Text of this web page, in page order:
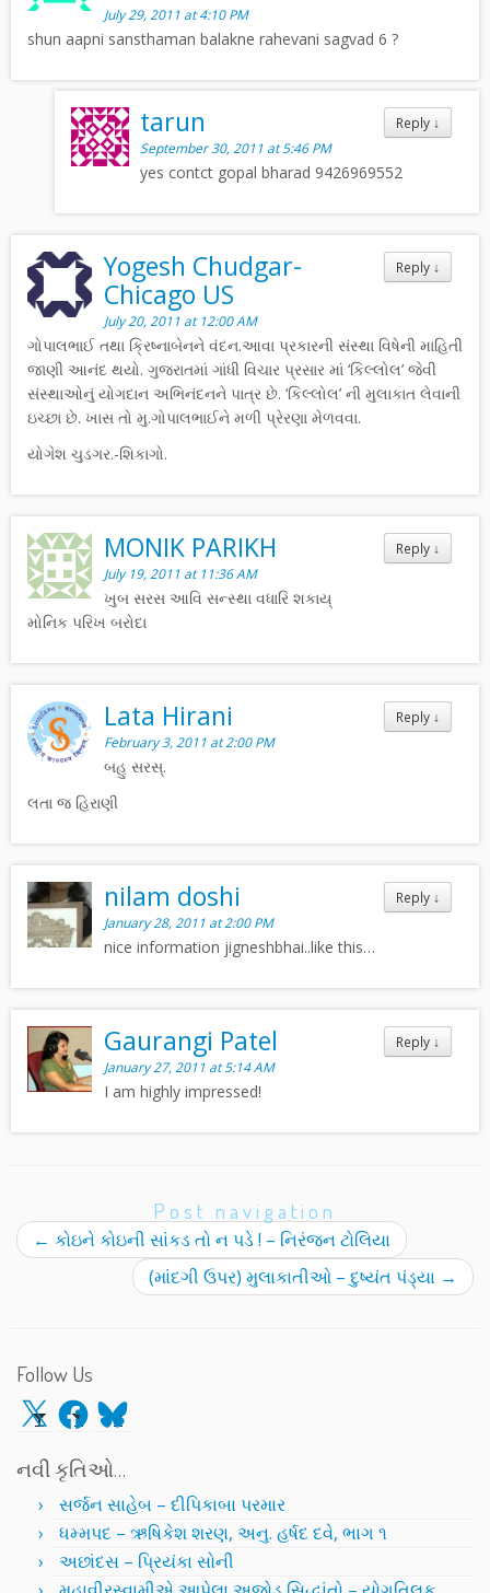
July 29, 2011 at 4:10 PM
shun aapni sansthaman balakne rahevani sagvad 6 ?
Reply ↓
tarun
September 30, 2011 at 5:46 PM
yes contct gopal bharad 9426969552
Reply ↓
Yogesh Chudgar-
Chicago US
July 20, 2011 at 12:00 AM
ગોપાલભાઈ તથા ક્રિષ્નાબેનને વંદન.આવા પ્રકારની સંસ્થા વિષેની માહિતી
જાણી આનંદ થયો. ગુજરાતમાં ગાંધી વિચાર પ્રસાર માં ‘કિલ્લોલ’ જેવી
સંસ્થાઓનું યોગદાન અભિનંદનને પાત્ર છે. ‘કિલ્લોલ’ ની મુલાકાત લેવાની
ઇચ્છા છે. ખાસ તો મુ.ગોપાલભાઈને મળી પ્રેરણા મેળવવા.
યોગેશ ચુડગર.-શિકાગો.
Reply ↓
MONIK PARIKH
July 19, 2011 at 11:36 AM
ખુબ સરસ આવિ સન્સ્થા વધારિ શકાય્
મોનિક પરિખ બરોદા
Reply ↓
Lata Hirani
February 3, 2011 at 2:00 PM
બહુ સરસ્.
લતા જ હિરાણી
Reply ↓
nilam doshi
January 28, 2011 at 2:00 PM
nice information jigneshbhai..like this…
Reply ↓
Gaurangi Patel
January 27, 2011 at 5:14 AM
I am highly impressed!
Post navigation
← કોઇને કોઇની સાંકડ તો ન પડે ! – નિરંજન ટોલિયા
(માંદગી ઉપર) મુલાકાતીઓ – દુષ્યંત પંડ્યા →
Follow Us
X Facebook
Bluesky
નવી કૃતિઓ…
સર્જન સાહેબ – દીપિકાબા પરમાર
ધમ્મપદ – ઋષિકેશ શરણ, અનુ. હર્ષદ દવે, ભાગ ૧
અછાંદસ – પ્રિયંકા સોની